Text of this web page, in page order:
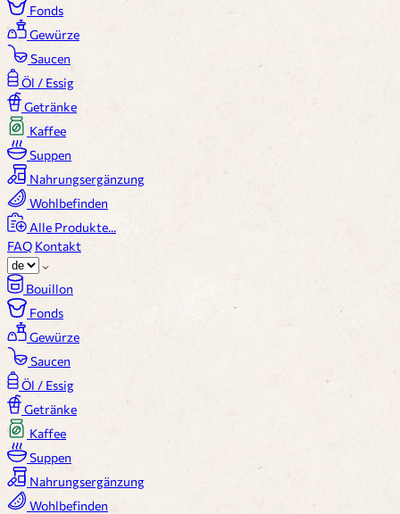
Fonds
Gewürze
Saucen
Öl / Essig
Getränke
Kaffee
Suppen
Nahrungsergänzung
Wohlbefinden
Alle Produkte...
FAQ Kontakt
Bouillon
Fonds
Gewürze
Saucen
Öl / Essig
Getränke
Kaffee
Suppen
Nahrungsergänzung
Wohlbefinden